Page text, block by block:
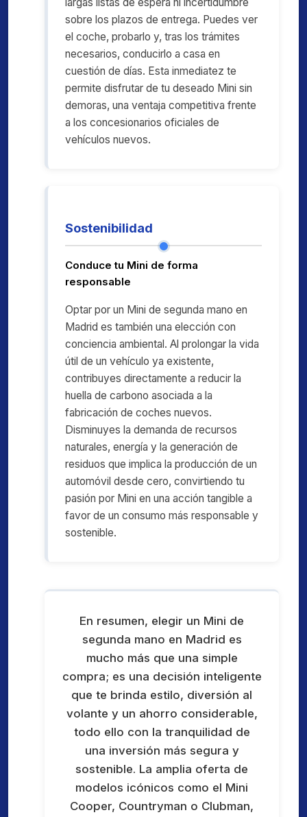
sobre los plazos de entrega. Puedes ver
el coche, probarlo y, tras los trámites
necesarios, conducirlo a casa en
cuestión de días. Esta inmediatez te
permite disfrutar de tu deseado Mini sin
demoras, una ventaja competitiva frente
a los concesionarios oficiales de
vehículos nuevos.
Sostenibilidad
Conduce tu Mini de forma
responsable
Optar por un Mini de segunda mano en
Madrid es también una elección con
conciencia ambiental. Al prolongar la vida
útil de un vehículo ya existente,
contribuyes directamente a reducir la
huella de carbono asociada a la
fabricación de coches nuevos.
Disminuyes la demanda de recursos
naturales, energía y la generación de
residuos que implica la producción de un
automóvil desde cero, convirtiendo tu
pasión por Mini en una acción tangible a
favor de un consumo más responsable y
sostenible.
En resumen, elegir un Mini de
segunda mano en Madrid es
mucho más que una simple
compra; es una decisión inteligente
que te brinda estilo, diversión al
volante y un ahorro considerable,
todo ello con la tranquilidad de
una inversión más segura y
sostenible. La amplia oferta de
modelos icónicos como el Mini
Cooper, Countryman o Clubman,